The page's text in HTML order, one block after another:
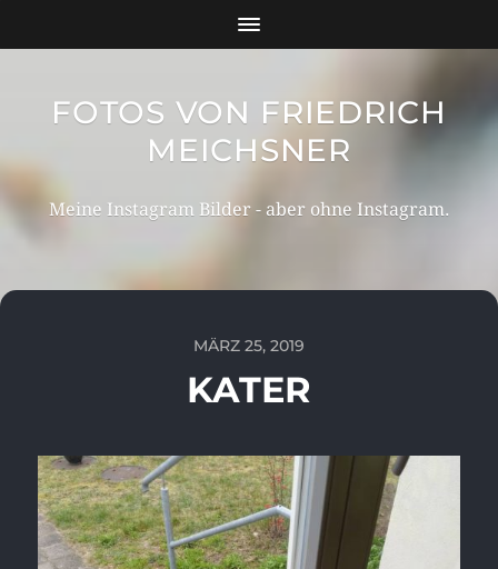
FOTOS VON FRIEDRICH
MEICHSNER
Meine Instagram Bilder - aber ohne Instagram.
MÄRZ 25, 2019
KATER